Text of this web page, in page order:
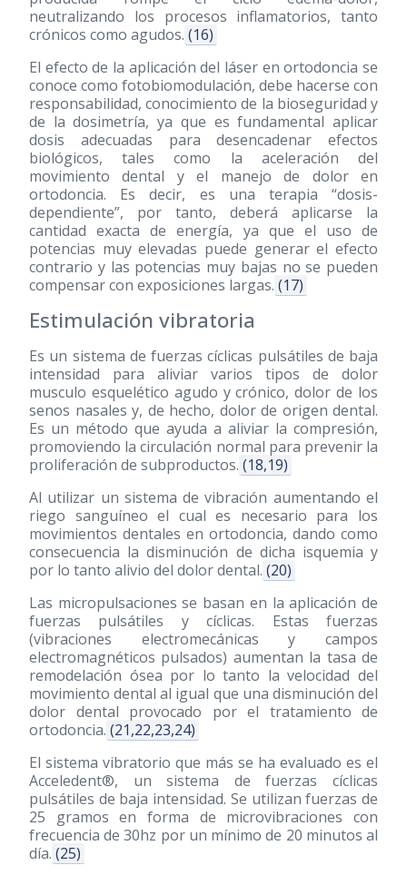
neutralizando los procesos inflamatorios, tanto
crónicos como agudos. (16)
El efecto de la aplicación del láser en ortodoncia se
conoce como fotobiomodulación, debe hacerse con
responsabilidad, conocimiento de la bioseguridad y
de la dosimetría, ya que es fundamental aplicar
dosis adecuadas para desencadenar efectos
biológicos, tales como la aceleración del
movimiento dental y el manejo de dolor en
ortodoncia. Es decir, es una terapia “dosis-
dependiente”, por tanto, deberá aplicarse la
cantidad exacta de energía, ya que el uso de
potencias muy elevadas puede generar el efecto
contrario y las potencias muy bajas no se pueden
compensar con exposiciones largas. (17)
Estimulación vibratoria
Es un sistema de fuerzas cíclicas pulsátiles de baja
intensidad para aliviar varios tipos de dolor
musculo esquelético agudo y crónico, dolor de los
senos nasales y, de hecho, dolor de origen dental.
Es un método que ayuda a aliviar la compresión,
promoviendo la circulación normal para prevenir la
proliferación de subproductos. (18,19)
Al utilizar un sistema de vibración aumentando el
riego sanguíneo el cual es necesario para los
movimientos dentales en ortodoncia, dando como
consecuencia la disminución de dicha isquemia y
por lo tanto alivio del dolor dental. (20)
Las micropulsaciones se basan en la aplicación de
fuerzas pulsátiles y cíclicas. Estas fuerzas
(vibraciones electromecánicas y campos
electromagnéticos pulsados) aumentan la tasa de
remodelación ósea por lo tanto la velocidad del
movimiento dental al igual que una disminución del
dolor dental provocado por el tratamiento de
ortodoncia. (21,22,23,24)
El sistema vibratorio que más se ha evaluado es el
Acceledent®, un sistema de fuerzas cíclicas
pulsátiles de baja intensidad. Se utilizan fuerzas de
25 gramos en forma de microvibraciones con
frecuencia de 30hz por un mínimo de 20 minutos al
día. (25)